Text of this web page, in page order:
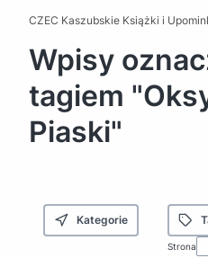
CZEC Kaszubskie Książki i
Wpisy
tagiem
Piaski"
Kategorie
Strona